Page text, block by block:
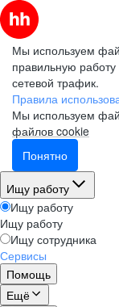
Мы используем
правильную
сетевой трафик.
Правила
Мы используем
файлов cookie
Понятно
Ищу работу
Ищу работу
Ищу работу
Ищу сотрудника
Сервисы
Помощь
Ещё